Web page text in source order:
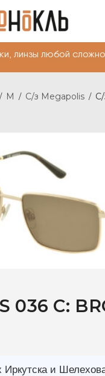
любой
/ M / C/з Megapolis /
С: BROWN
и Шелехова |